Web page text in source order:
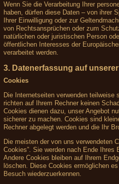
Wenn Sie die Verarbeitung Ihrer
haben, dürfen diese Daten – von ihrer
Ihrer Einwilligung oder zur
von Rechtsansprüchen oder zum
natürlichen oder juristischen Person
öffentlichen Interesses der
verarbeitet werden.
3. Datenerfassung auf
Cookies
Die Internetseiten verwenden teilweise
richten auf Ihrem Rechner keinen
Cookies dienen dazu, unser Angebot
sicherer zu machen. Cookies sind
Rechner abgelegt werden und die Ihr
Die meisten der von uns verwendeten
Cookies”. Sie werden nach Ende
Andere Cookies bleiben auf Ihrem
löschen. Diese Cookies ermöglichen
Besuch wiederzuerkennen.